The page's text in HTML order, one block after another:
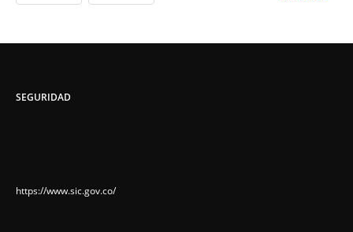
SEGURIDAD
https://www.sic.gov.co/